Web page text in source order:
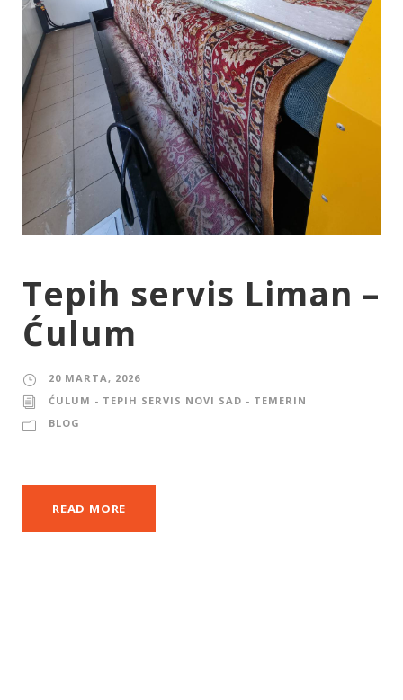
Tepih servis Liman –
Ćulum
20 MARTA, 2026
ĆULUM - TEPIH SERVIS NOVI SAD - TEMERIN
BLOG
READ MORE